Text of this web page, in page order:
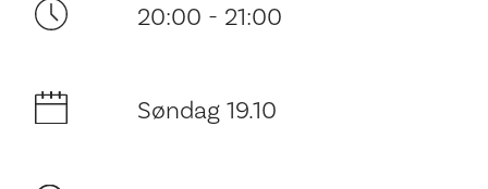
20:00 - 21:00
Søndag 19.10